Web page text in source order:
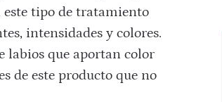
este tipo de tratamiento
intensidades y colores.
labios que aportan color
de este producto que no